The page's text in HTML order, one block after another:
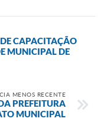
CAPACITAÇÃO
MUNICIPAL DE
MENOS RECENTE
PREFEITURA
MUNICIPAL